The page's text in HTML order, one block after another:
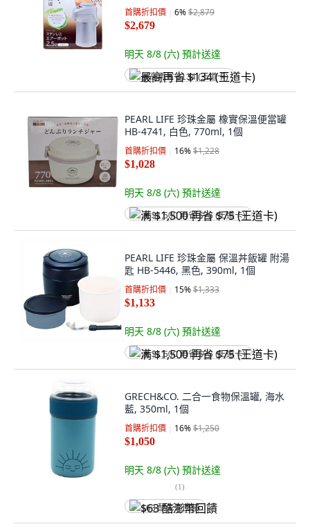
首購折扣價 6%$2,879
$2,679
明天 8/8 (六) 預計送達
最高再省 $134 (王道卡)
PEARL LIFE 珍珠金屬 橡實保溫便當罐
HB-4741, 白色, 770ml, 1個
首購折扣價 16%$1,228
$1,028
明天 8/8 (六) 預計送達
满 $1,500 再省 $75 (王道卡)
PEARL LIFE 珍珠金屬 保溫丼飯罐 附湯
匙 HB-5446, 黑色, 390ml, 1個
首購折扣價 15%$1,333
$1,133
明天 8/8 (六) 預計送達
满 $1,500 再省 $75 (王道卡)
GRECH&CO. 二合一食物保溫罐, 海水
藍, 350ml, 1個
首購折扣價 16%$1,250
$1,050
明天 8/8 (六) 預計送達
(1)
$63 酷澎幣回饋